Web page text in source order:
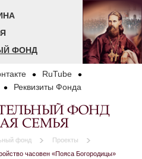
ФОНД
RuTube
Реквизиты Фонда
ФОНД
СЕМЬЯ
фонд
Проекты
часовен «Пояса Богородицы»